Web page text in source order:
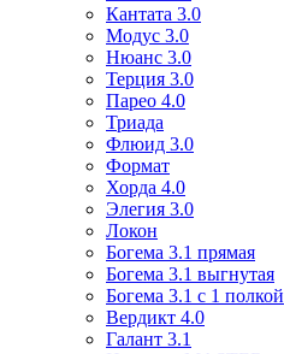
Кантата 3.0
Модус 3.0
Нюанс 3.0
Терция 3.0
Парео 4.0
Триада
Флюид 3.0
Формат
Хорда 4.0
Элегия 3.0
Локон
Богема 3.1 прямая
Богема 3.1 выгнутая
Богема 3.1 с 1 полкой
Вердикт 4.0
Галант 3.1